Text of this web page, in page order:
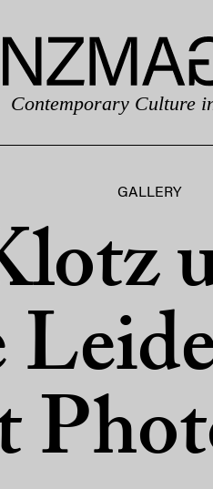
Contemporary Culture
GALLERY